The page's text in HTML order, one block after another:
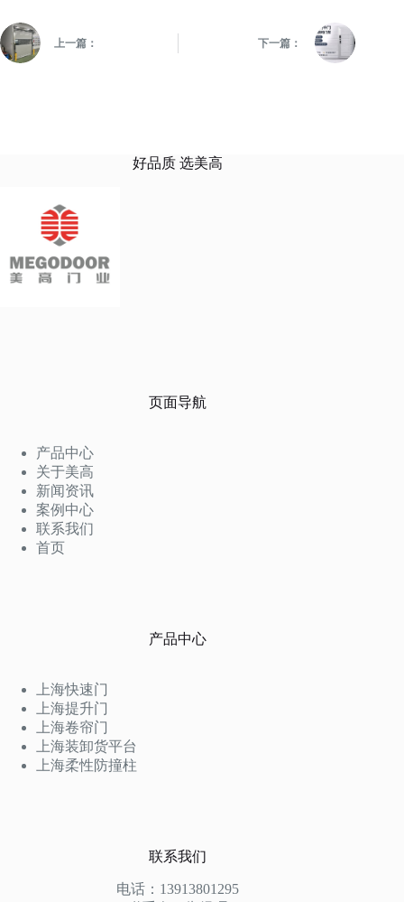
上一篇： 下一篇：
好品质 选美高
页面导航
产品中心
关于美高
新闻资讯
案例中心
联系我们
首页
产品中心
上海快速门
上海提升门
上海卷帘门
上海装卸货平台
上海柔性防撞柱
联系我们
电话：13913801295